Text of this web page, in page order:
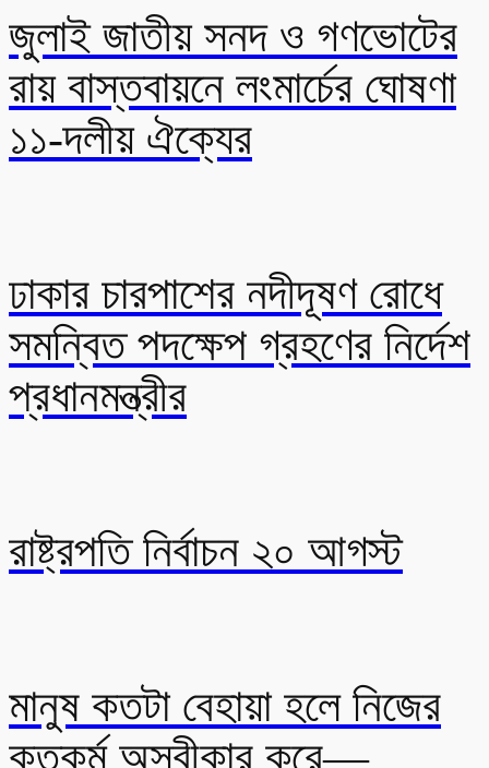
জুলাই জাতীয় সনদ ও গণভোটের
রায় বাস্তবায়নে লংমার্চের ঘোষণা
১১-দলীয় ঐক্যের
ঢাকার চারপাশের নদীদূষণ রোধে
সমন্বিত পদক্ষেপ গ্রহণের নির্দেশ
প্রধানমন্ত্রীর
রাষ্ট্রপতি নির্বাচন ২০ আগস্ট
মানুষ কতটা বেহায়া হলে নিজের
কৃতকর্ম অস্বীকার করে—